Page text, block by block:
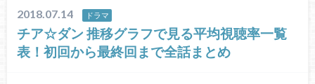
2018.07.14 ドラマ
チア☆ダン 推移グラフで見る平均視聴率一覧
表！初回から最終回まで全話まとめ